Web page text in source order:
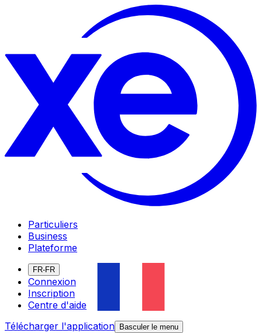
Particuliers
Business
Plateforme
FR-FR
Connexion
Inscription
Centre d'aide
Télécharger l'application
Basculer le menu